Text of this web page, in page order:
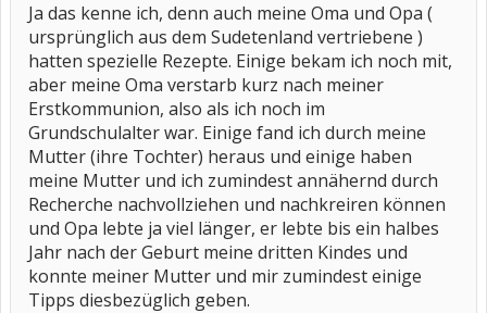
Ja das kenne ich, denn auch meine Oma und Opa (
ursprünglich aus dem Sudetenland vertriebene )
hatten spezielle Rezepte. Einige bekam ich noch mit,
aber meine Oma verstarb kurz nach meiner
Erstkommunion, also als ich noch im
Grundschulalter war. Einige fand ich durch meine
Mutter (ihre Tochter) heraus und einige haben
meine Mutter und ich zumindest annähernd durch
Recherche nachvollziehen und nachkreiren können
und Opa lebte ja viel länger, er lebte bis ein halbes
Jahr nach der Geburt meine dritten Kindes und
konnte meiner Mutter und mir zumindest einige
Tipps diesbezüglich geben.